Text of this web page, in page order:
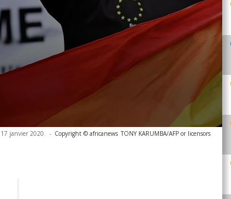
janvier 2020. - Copyright © africanews TONY KARUMBA/AFP or licensors